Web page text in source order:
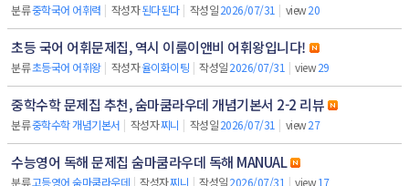
분류중학국어 어휘력 | 작성자된다된다 | 작성일2026/07/31 | view20
초등 국어 어휘문제집, 역시 이룸이앤비 어휘왕입니다!
분류초등국어 어휘왕 | 작성자율이화이팅 | 작성일2026/07/31 | view29
중학수학 문제집 추천, 숨마쿰라우데 개념기본서 2-2 리뷰
분류중학수학 개념기본서 | 작성자찌니 | 작성일2026/07/31 | view27
수능영어 독해 문제집 숨마쿰라우데 독해 MANUAL
분류고등영어 숨마쿰라우데 | 작성자찌니 | 작성일2026/07/31 | view17